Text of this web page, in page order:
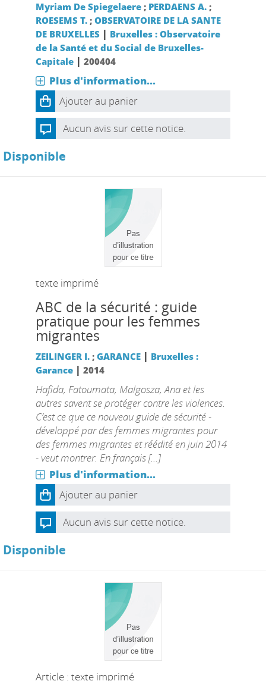
Myriam De Spiegelaere; PERDAENS A.;
ROESEMS T.; OBSERVATOIRE DE LA SANTE
DE BRUXELLES | Bruxelles : Observatoire
de la Santé et du Social de Bruxelles-
Capitale| 200404
Plus d'information...
Ajouter au panier
Aucun avis sur cette notice.
Disponible
texte imprimé
ABC de la sécurité : guide
pratique pour les femmes
migrantes
ZEILINGER I.; GARANCE | Bruxelles :
Garance| 2014
Hafida, Fatoumata, Malgosza, Ana et les
autres savent se protéger contre les violences.
C’est ce que ce nouveau guide de sécurité -
développé par des femmes migrantes pour
des femmes migrantes et réédité en juin 2014
- veut montrer. En français [...]
Plus d'information...
Ajouter au panier
Aucun avis sur cette notice.
Disponible
Article : texte imprimé